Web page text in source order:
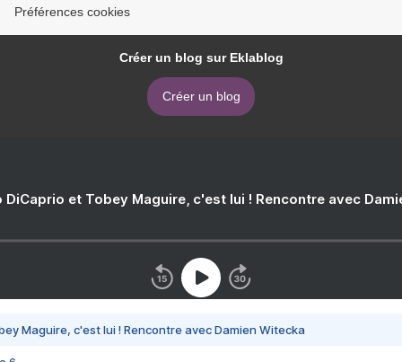
Préférences cookies
Créer un blog sur Eklablog
Créer un blog
DiCaprio et Tobey Maguire, c'est lui ! Rencontre avec
Maguire, c'est lui ! Rencontre avec Damien Witecka